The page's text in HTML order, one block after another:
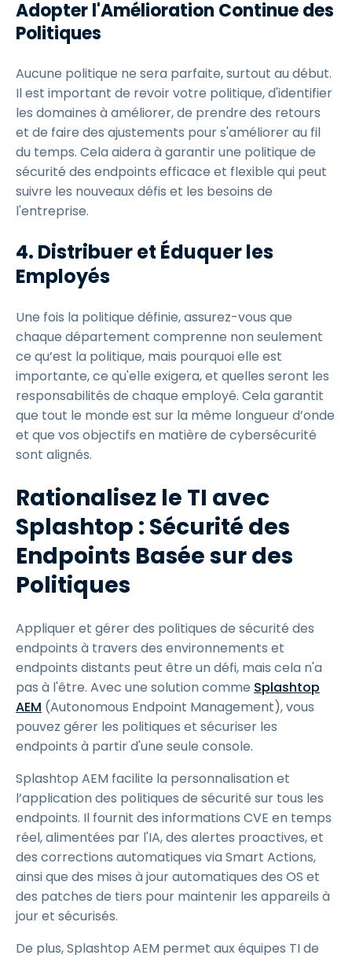
Adopter l'Amélioration Continue des
Politiques
Aucune politique ne sera parfaite, surtout au début.
Il est important de revoir votre politique, d'identifier
les domaines à améliorer, de prendre des retours
et de faire des ajustements pour s'améliorer au fil
du temps. Cela aidera à garantir une politique de
sécurité des endpoints efficace et flexible qui peut
suivre les nouveaux défis et les besoins de
l'entreprise.
4. Distribuer et Éduquer les
Employés
Une fois la politique définie, assurez-vous que
chaque département comprenne non seulement
ce qu’est la politique, mais pourquoi elle est
importante, ce qu'elle exigera, et quelles seront les
responsabilités de chaque employé. Cela garantit
que tout le monde est sur la même longueur d’onde
et que vos objectifs en matière de cybersécurité
sont alignés.
Rationalisez le TI avec
Splashtop : Sécurité des
Endpoints Basée sur des
Politiques
Appliquer et gérer des politiques de sécurité des
endpoints à travers des environnements et
endpoints distants peut être un défi, mais cela n'a
pas à l'être. Avec une solution comme Splashtop
AEM (Autonomous Endpoint Management), vous
pouvez gérer les politiques et sécuriser les
endpoints à partir d'une seule console.
Splashtop AEM facilite la personnalisation et
l’application des politiques de sécurité sur tous les
endpoints. Il fournit des informations CVE en temps
réel, alimentées par l'IA, des alertes proactives, et
des corrections automatiques via Smart Actions,
ainsi que des mises à jour automatiques des OS et
des patches de tiers pour maintenir les appareils à
jour et sécurisés.
De plus, Splashtop AEM permet aux équipes TI de